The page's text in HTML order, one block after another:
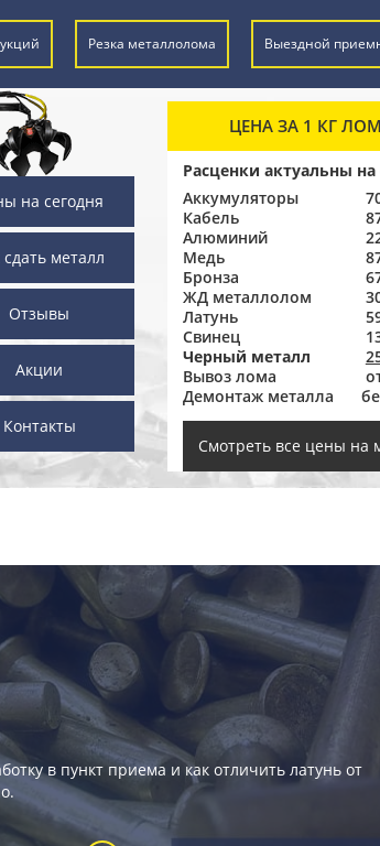
Резка металлолома Выездной
ЦЕНА ЗА 1 КГ
Расценки актуальны на
Аккумуляторы
Кабель
Алюминий
Медь
Бронза
ЖД металлолом
Латунь
Свинец
Черный металл
Вывоз лома
Демонтаж металла
Смотреть все цены на
на сегодня
сдать металл
Отзывы
Акции
Контакты
в пункт приема и как отличить латунь от